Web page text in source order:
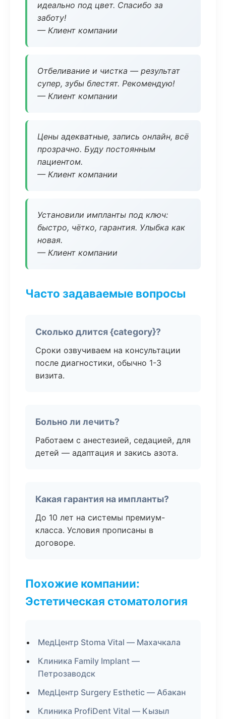
идеально под цвет. Спасибо за
заботу!
— Клиент компании
Отбеливание и чистка — результат
супер, зубы блестят. Рекомендую!
— Клиент компании
Цены адекватные, запись онлайн, всё
прозрачно. Буду постоянным
пациентом.
— Клиент компании
Установили импланты под ключ:
быстро, чётко, гарантия. Улыбка как
новая.
— Клиент компании
Часто задаваемые вопросы
Сколько длится {category}?
Сроки озвучиваем на консультации
после диагностики, обычно 1-3
визита.
Больно ли лечить?
Работаем с анестезией, седацией, для
детей — адаптация и закись азота.
Какая гарантия на импланты?
До 10 лет на системы премиум-
класса. Условия прописаны в
договоре.
Похожие компании:
Эстетическая стоматология
МедЦентр Stoma Vital — Махачкала
Клиника Family Implant —
Петрозаводск
МедЦентр Surgery Esthetic — Абакан
Клиника ProfiDent Vital — Кызыл